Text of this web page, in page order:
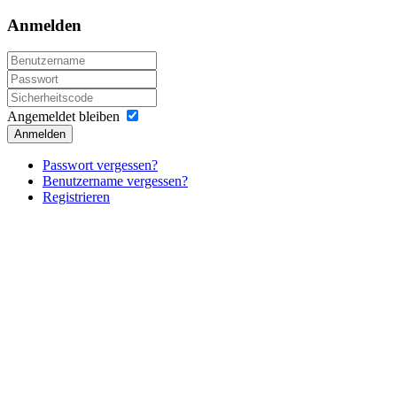
Anmelden
Angemeldet bleiben
Anmelden
Passwort vergessen?
Benutzername vergessen?
Registrieren